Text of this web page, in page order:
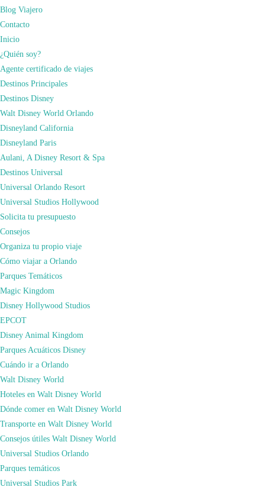
Blog Viajero
Contacto
Inicio
¿Quién soy?
Agente certificado de viajes
Destinos Principales
Destinos Disney
Walt Disney World Orlando
Disneyland California
Disneyland Paris
Aulani, A Disney Resort & Spa
Destinos Universal
Universal Orlando Resort
Universal Studios Hollywood
Solicita tu presupuesto
Consejos
Organiza tu propio viaje
Cómo viajar a Orlando
Parques Temáticos
Magic Kingdom
Disney Hollywood Studios
EPCOT
Disney Animal Kingdom
Parques Acuáticos Disney
Cuándo ir a Orlando
Walt Disney World
Hoteles en Walt Disney World
Dónde comer en Walt Disney World
Transporte en Walt Disney World
Consejos útiles Walt Disney World
Universal Studios Orlando
Parques temáticos
Universal Studios Park
Booking.com
En esta pequeña tienda del West Village puedes encontrar donuts con bourbon,
té o manteca de cacahuete. Ve por la mañana, ¡si esperas mucho es probable
que ya no queden existencias! Incluso lanzan ediciones limitadas.
En esta lista no podía faltar el creador de los célebres
Ansel. Los precios son acordes con la fama y la popularidad del lugar, y
loscronuts se suelen agotar. Para conseguir el tuyo, tienes varias opciones: una
de ellas es hacer cola en su tienda del SoHo (ten en cuenta que la cola suele
empezar una hora antes de la apertura). También puedes pedir
tuscronutsonline y seleccionar una fecha de recogida. Esta opción no admite